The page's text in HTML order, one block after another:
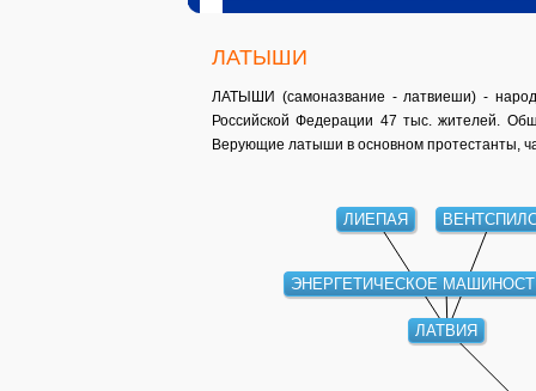
ЛАТЫШИ
ЛАТЫШИ (самоназвание - латвиеши) -
Российской Федерации 47 тыс. жителей.
Верующие латыши в основном протестанты,
ЛАТВИЯ
ЭНЕРГЕТИЧЕСКОЕ
ЛИЕПАЯ